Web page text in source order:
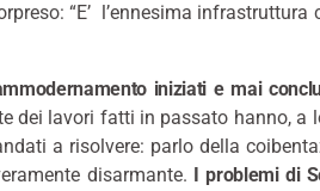
“E’ l’ennesima infrastruttura
iniziati e mai
dei lavori fatti in passato hanno, a
a risolvere: parlo della
disarmante.
I problemi di